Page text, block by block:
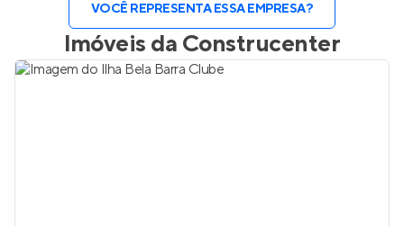
VOCÊ REPRESENTA ESSA EMPRESA?
Imóveis da Construcenter